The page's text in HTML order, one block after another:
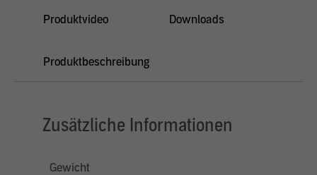
Produktvideo Downloads
Produktbeschreibung
Zusätzliche Informationen
Gewicht